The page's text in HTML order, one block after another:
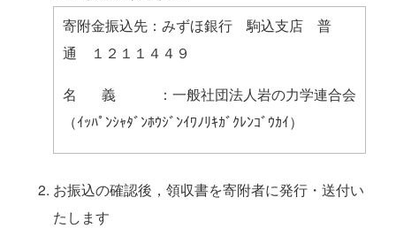
寄附金振込先：みずほ銀行 駒込支店 普
通 １２１１４４９
名 義 ：一般社団法人岩の力学連合会
（ｲｯﾊﾟﾝｼｬﾀﾞﾝﾎｳｼﾞﾝｲﾜﾉﾘｷｶﾞｸﾚﾝｺﾞｳｶｲ）
お振込の確認後，領収書を寄附者に発行・送付い
たします